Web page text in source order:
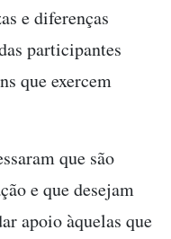
e diferenças
participantes
que exercem
que são
e que desejam
apoio àquelas que